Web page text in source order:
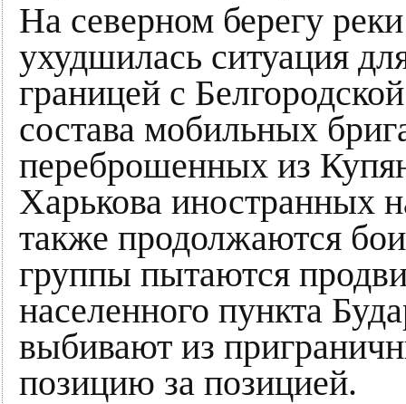
На северном берегу
ухудшилась ситуация
границей с
состава мобильных
переброшенных из
Харькова иностранных
также продолжаются
группы пытаются
населенного пункта
выбивают из
позицию за позицией.